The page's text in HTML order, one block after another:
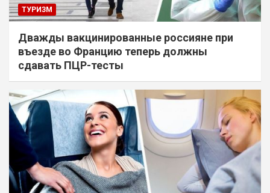
ТУРИЗМ
Дважды вакцинированные россияне при
въезде во Францию теперь должны
сдавать ПЦР-тесты